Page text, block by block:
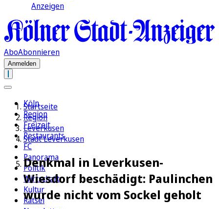
Anzeigen
AboAbonnieren
Anmelden
Köln
Region
Freizeit
Restaurants
FC
Panorama
Politik
Wirtschaft
Kultur
Rätsel
Startseite
Region
Leverkusen
Stadt Leverkusen
Denkmal in Leverkusen-
Wiesdorf beschädigt: Paulinchen
wurde nicht vom Sockel geholt